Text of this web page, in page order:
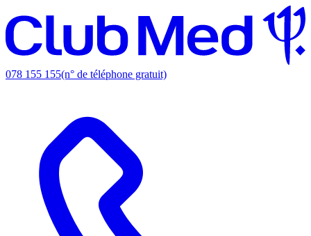
078 155 155(n° de téléphone gratuit)